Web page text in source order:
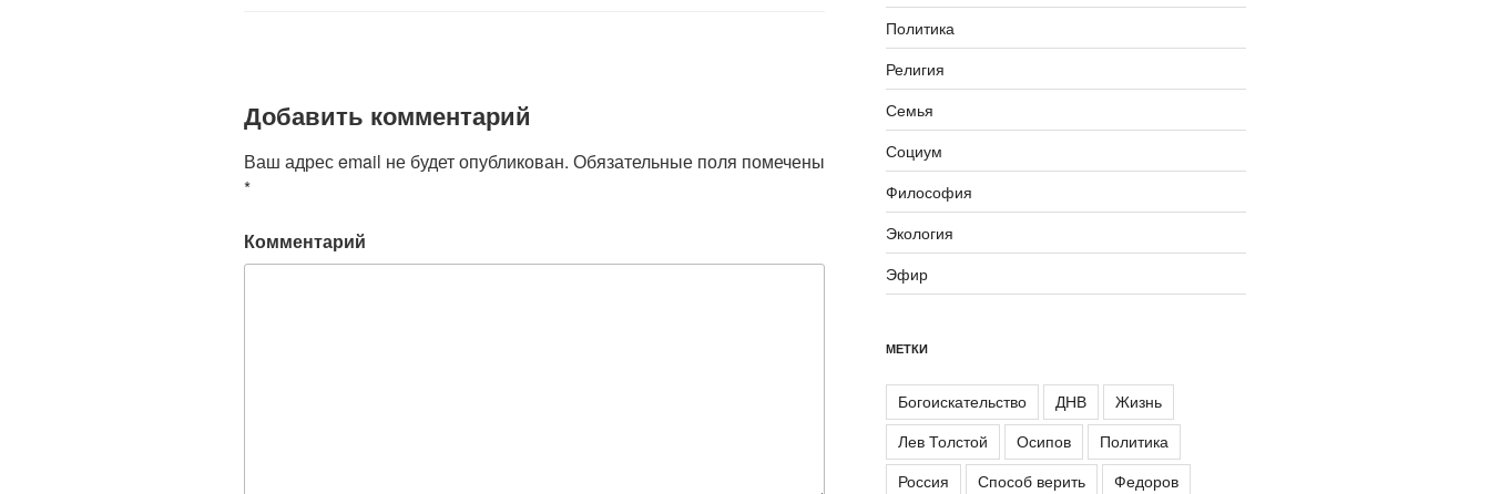
Добавить комментарий
Ваш адрес email не будет опубликован. Обязательные поля помечены
*
Комментарий
Политика
Религия
Семья
Социум
Философия
Экология
Эфир
МЕТКИ
Богоискательство ДНВ
Жизнь
Лев Толстой
Осипов
Политика
Россия
Способ верить
Федоров